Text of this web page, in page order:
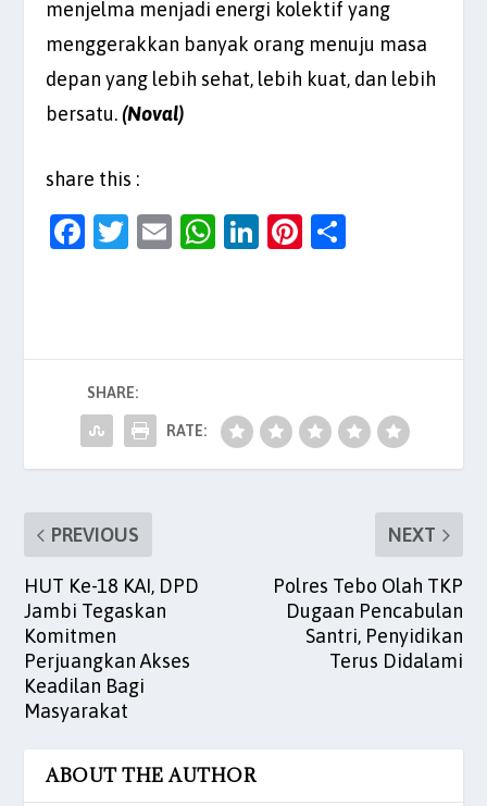
menjelma menjadi energi kolektif yang
menggerakkan banyak orang menuju masa
depan yang lebih sehat, lebih kuat, dan lebih
bersatu.(Noval)
share this :
F
b
o
o
k
T
E
W
A
p
p
Li
dI
n
Pi
t
SHARE:
RATE:
PREVIOUS
HUT Ke-18 KAI, DPD
Jambi Tegaskan
Komitmen
Perjuangkan Akses
Keadilan Bagi
Masyarakat
NEXT
Polres Tebo Olah TKP
Dugaan Pencabulan
Santri, Penyidikan
Terus Didalami
ABOUT THE AUTHOR